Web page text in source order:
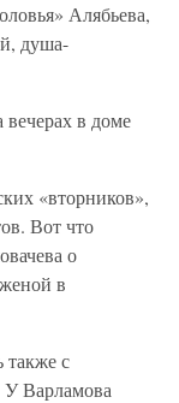
Алябьева,
душа-
в доме
«вторников»,
Вот что
о
в
также с
Варламова